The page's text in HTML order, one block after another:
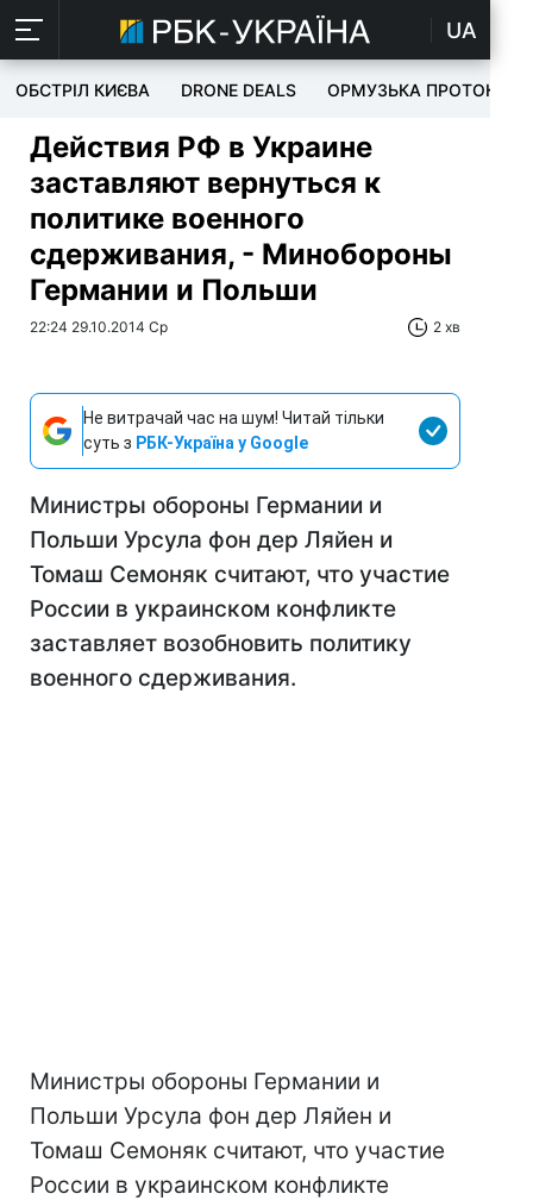
UA
ОБСТРІЛ КИЄВА DRONE DEALS ОРМУЗЬКА ПРОТОКА
Действия РФ в Украине
заставляют вернуться к
политике военного
сдерживания, - Минобороны
Германии и Польши
22:24 29.10.2014 Ср 2 хв
Не витрачай час на шум! Читай тільки
суть з РБК-Україна у Google
Министры обороны Германии и
Польши Урсула фон дер Ляйен и
Томаш Семоняк считают, что участие
России в украинском конфликте
заставляет возобновить политику
военного сдерживания.
Министры обороны Германии и
Польши Урсула фон дер Ляйен и
Томаш Семоняк считают, что участие
России в украинском конфликте